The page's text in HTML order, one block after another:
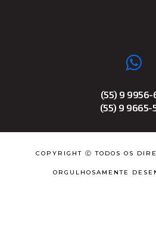
(55) 9 9956-
(55) 9 9665-
COPYRIGHT Ⓒ TODOS OS
ORGULHOSAMENTE